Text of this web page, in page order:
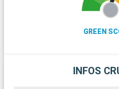
GREEN
INFOS